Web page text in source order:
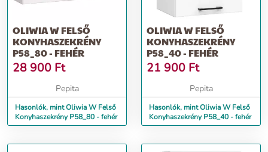
OLIWIA W FELSŐ
KONYHASZEKRÉNY
P58_80 - FEHÉR
28 900 Ft
Pepita
Hasonlók, mint Oliwia W Felső
Konyhaszekrény P58_80 - fehér
OLIWIA W FELSŐ
KONYHASZEKRÉNY
P58_40 - FEHÉR
21 900 Ft
Pepita
Hasonlók, mint Oliwia W Felső
Konyhaszekrény P58_40 - fehér